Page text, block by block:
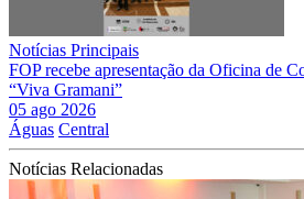
Notícias Principais
FOP recebe apresentação da Oficina de
“Viva Gramani”
05 ago 2026
Águas Central
Notícias Relacionadas